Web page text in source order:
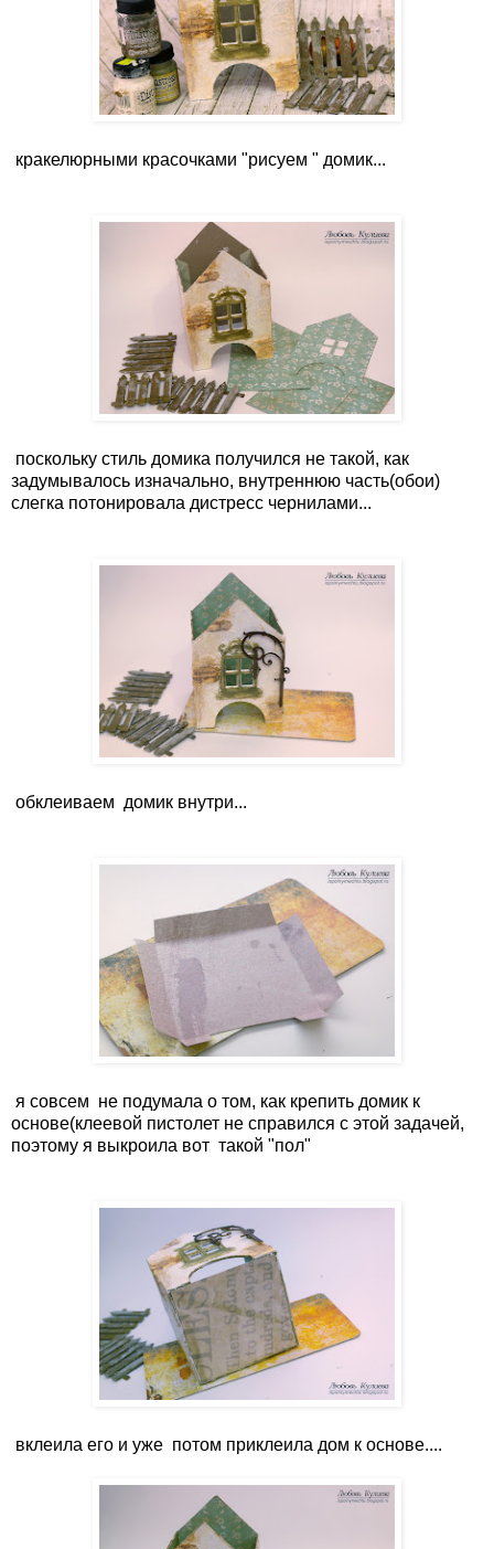
кракелюрными красочками "рисуем " домик...
поскольку стиль домика получился не такой, как
задумывалось изначально, внутреннюю часть(обои)
слегка потонировала дистресс чернилами...
обклеиваем домик внутри...
я совсем не подумала о том, как крепить домик к
основе(клеевой пистолет не справился с этой задачей,
поэтому я выкроила вот такой "пол"
вклеила его и уже потом приклеила дом к основе....